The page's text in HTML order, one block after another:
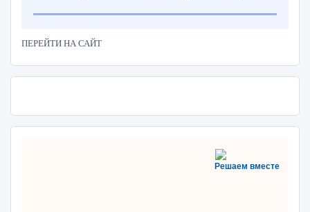
ПЕРЕЙТИ НА САЙТ
Решаем вместе